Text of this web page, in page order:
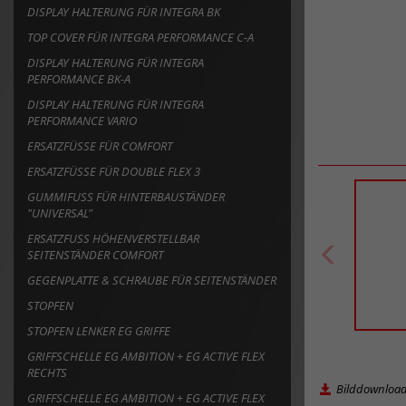
DISPLAY HALTERUNG FÜR INTEGRA BK
TOP COVER FÜR INTEGRA PERFORMANCE C-A
DISPLAY HALTERUNG FÜR INTEGRA
PERFORMANCE BK-A
DISPLAY HALTERUNG FÜR INTEGRA
PERFORMANCE VARIO
ERSATZFÜSSE FÜR COMFORT
ERSATZFÜSSE FÜR DOUBLE FLEX 3
GUMMIFUSS FÜR HINTERBAUSTÄNDER "
UNIVERSAL"
ERSATZFUSS HÖHENVERSTELLBAR S
EITENSTÄNDER COMFORT
GEGENPLATTE & SCHRAUBE FÜR SEITENSTÄNDER
STOPFEN
STOPFEN LENKER EG GRIFFE
GRIFFSCHELLE EG AMBITION + EG ACTIVE FLEX
RECHTS
GRIFFSCHELLE EG AMBITION + EG ACTIVE FLEX